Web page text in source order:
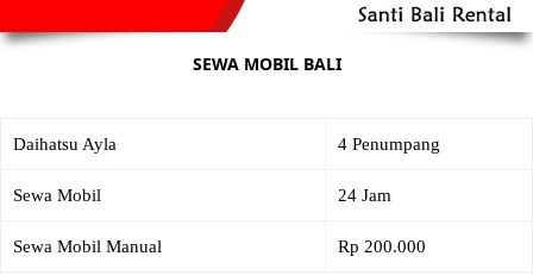
SEWA MOBIL BALI
Daihatsu Ayla 4 Penumpang
Sewa Mobil 24 Jam
Sewa Mobil Manual Rp 200.000